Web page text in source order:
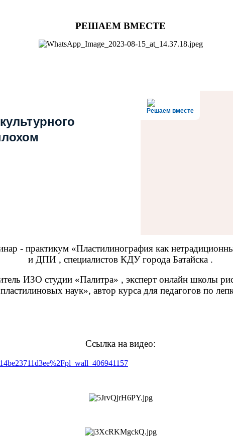
РЕШАЕМ ВМЕСТЕ
Решаем вместе
- практикум «Пластилинография как
и ДПИ , специалистов КДУ города Батайска .
ИЗО студии «Палитра» , эксперт онлайн школы
пластилиновых наук», автор курса для педагогов по
Ссылка на видео: